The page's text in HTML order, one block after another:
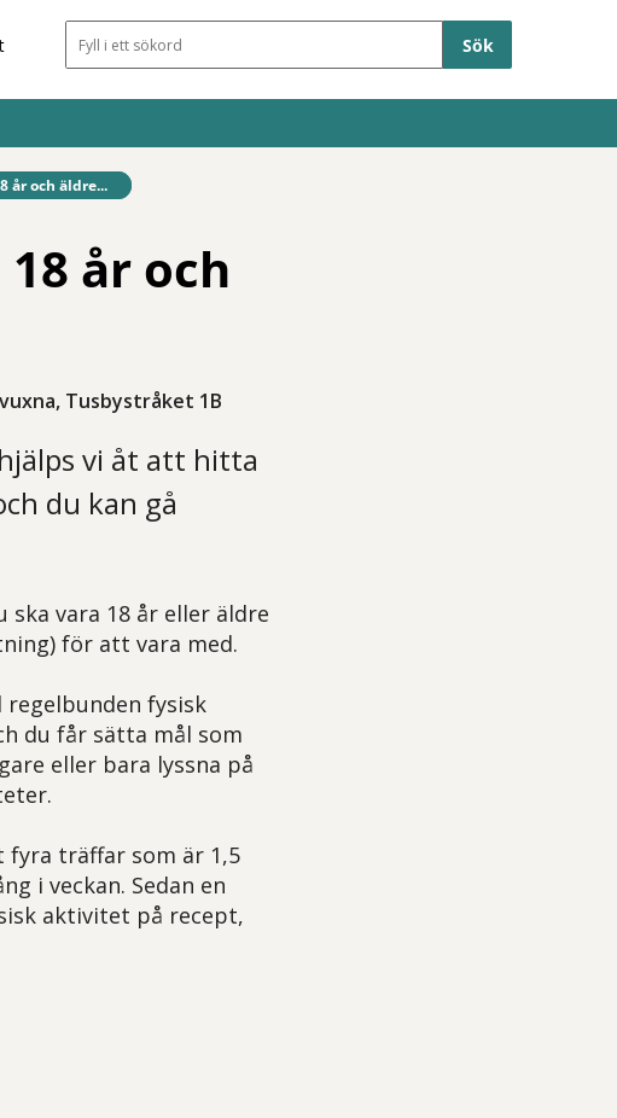
Sökfält
år och äldre...
år och
Tusbystråket 1B
vi åt att hitta
du kan gå
vara 18 år eller äldre
för att vara med.
fysisk
du får sätta mål som
eller bara lyssna på
fyra träffar som är 1,5
i veckan. Sedan en
aktivitet på recept,